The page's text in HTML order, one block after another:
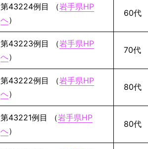
第43224例目 （岩手県HP
へ）
60代
第43223例目 （岩手県HP
へ）
70代
第43222例目 （岩手県HP
へ）
80代
第43221例目 （岩手県HP
へ）
80代